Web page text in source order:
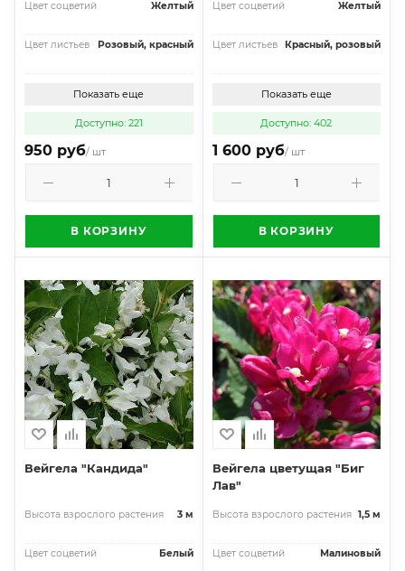
Цвет соцветий Желтый
Цвет листьев Розовый, красный
Показать еще
Доступно: 221
950 руб/ шт
В КОРЗИНУ
Цвет соцветий Желтый
Цвет листьев Красный, розовый
Показать еще
Доступно: 402
1 600 руб/ шт
В КОРЗИНУ
Вейгела "Кандида"
Высота взрослого растения 3 м
Цвет соцветий Белый
Вейгела цветущая "Биг
Лав"
Высота взрослого растения 1,5 м
Цвет соцветий Малиновый